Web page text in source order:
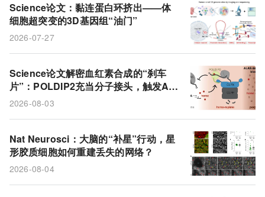
Science论文：黏连蛋白环挤出——体
细胞超突变的3D基因组“油门”
2026-07-27
Science论文解密血红素合成的“刹车
片”：POLDIP2充当分子接头，触发AL
AS降解防止代谢失控
2026-08-03
Nat Neurosci：大脑的“补星”行动，星
形胶质细胞如何重建丢失的网络？
2026-08-04